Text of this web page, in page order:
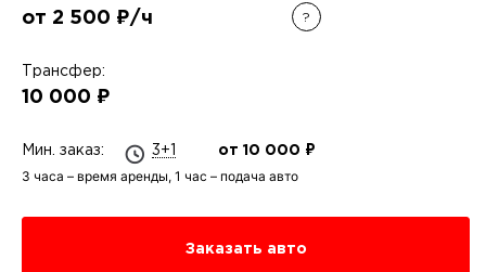
от 2 500 ₽/ч ?
Трансфер:
10 000 ₽
Мин. заказ: 3+1 от 10 000 ₽
3 часа – время аренды, 1 час – подача авто
Заказать авто